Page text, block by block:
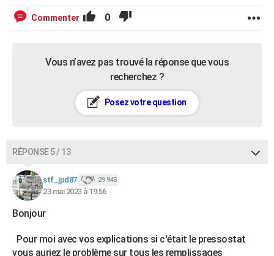
Commenter 0
Vous n’avez pas trouvé la réponse que vous
recherchez ?
Posez votre question
RÉPONSE 5 / 13
stf_jpd87 29 945
23 mai 2023 à 19:56
Bonjour
Pour moi avec vos explications si c'était le pressostat
vous auriez le problème sur tous les remplissages